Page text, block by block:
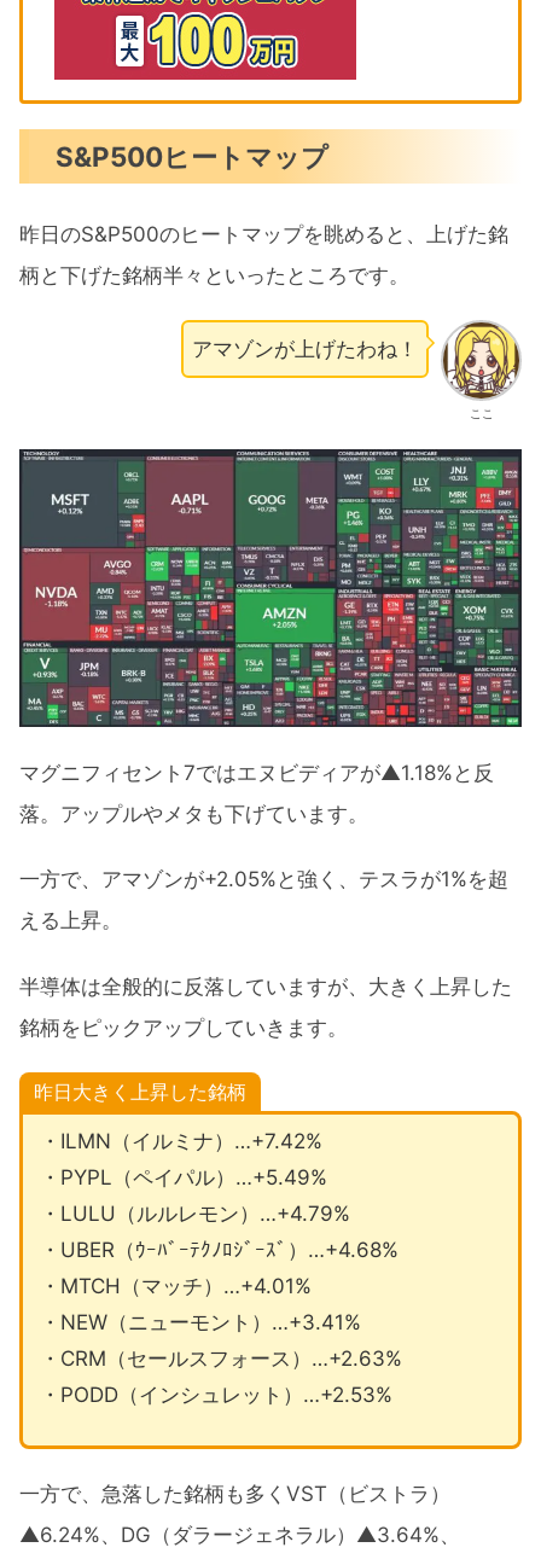
S&P500ヒートマップ
昨日のS&P500のヒートマップを眺めると、上げた銘
柄と下げた銘柄半々といったところです。
ここ
アマゾンが上げたわね！
マグニフィセント7ではエヌビディアが▲1.18%と反
落。アップルやメタも下げています。
一方で、アマゾンが+2.05%と強く、テスラが1%を超
える上昇。
半導体は全般的に反落していますが、大きく上昇した
銘柄をピックアップしていきます。
昨日大きく上昇した銘柄
・ILMN（イルミナ）…+7.42%
・PYPL（ペイパル）…+5.49%
・LULU（ルルレモン）…+4.79%
・UBER（ｳｰﾊﾞｰﾃｸﾉﾛｼﾞｰｽﾞ）…+4.68%
・MTCH（マッチ）…+4.01%
・NEW（ニューモント）…+3.41%
・CRM（セールスフォース）…+2.63%
・PODD（インシュレット）…+2.53%
一方で、急落した銘柄も多くVST（ビストラ）
▲6.24%、DG（ダラージェネラル）▲3.64%、